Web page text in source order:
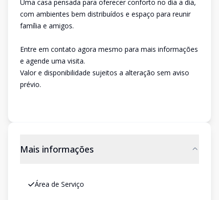
Uma casa pensada para oferecer conforto no dia a dia,
com ambientes bem distribuídos e espaço para reunir
família e amigos.
Entre em contato agora mesmo para mais informações
e agende uma visita.
Valor e disponibilidade sujeitos a alteração sem aviso
prévio.
Mais informações
Área de Serviço